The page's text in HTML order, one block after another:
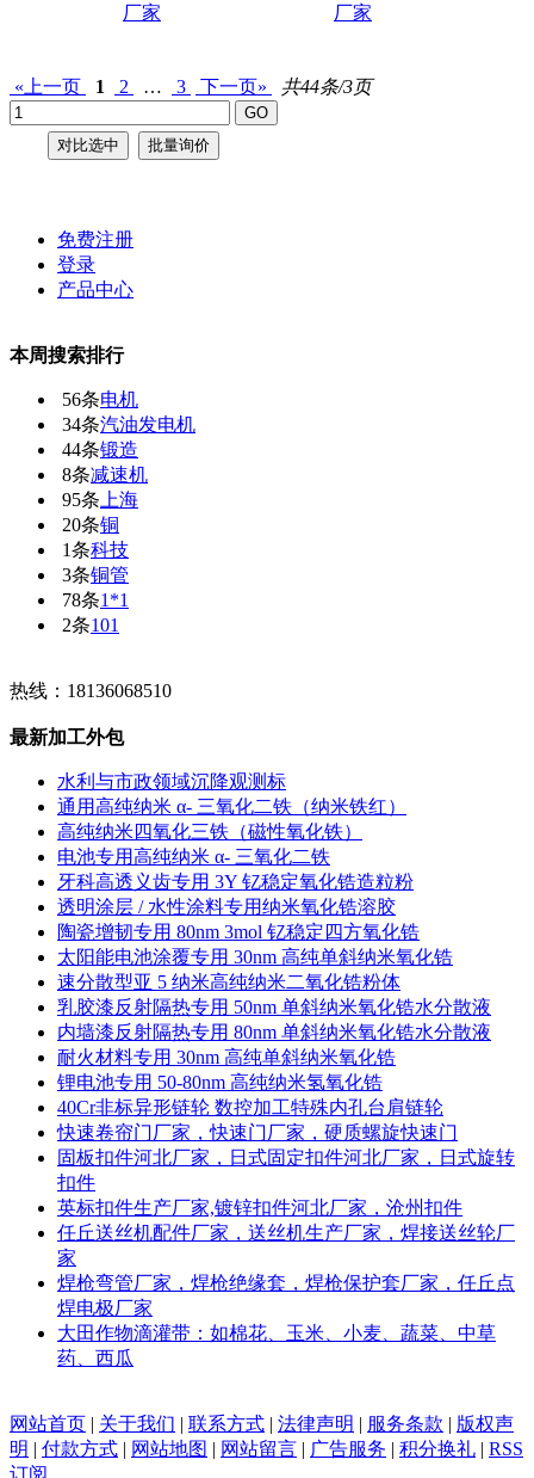
厂家
厂家
«上一页 1 2 … 3 下一页» 共44条/3页
免费注册
登录
产品中心
本周搜索排行
56条电机
34条汽油发电机
44条锻造
8条减速机
95条上海
20条铜
1条科技
3条铜管
78条1*1
2条101
热线：18136068510
最新加工外包
水利与市政领域沉降观测标
通用高纯纳米 α- 三氧化二铁（纳米铁红）
高纯纳米四氧化三铁（磁性氧化铁）
电池专用高纯纳米 α- 三氧化二铁
牙科高透义齿专用 3Y 钇稳定氧化锆造粒粉
透明涂层 / 水性涂料专用纳米氧化锆溶胶
陶瓷增韧专用 80nm 3mol 钇稳定四方氧化锆
太阳能电池涂覆专用 30nm 高纯单斜纳米氧化锆
速分散型亚 5 纳米高纯纳米二氧化锆粉体
乳胶漆反射隔热专用 50nm 单斜纳米氧化锆水分散液
内墙漆反射隔热专用 80nm 单斜纳米氧化锆水分散液
耐火材料专用 30nm 高纯单斜纳米氧化锆
锂电池专用 50-80nm 高纯纳米氢氧化锆
40Cr非标异形链轮 数控加工特殊内孔台肩链轮
快速卷帘门厂家，快速门厂家，硬质螺旋快速门
固板扣件河北厂家，日式固定扣件河北厂家，日式旋转
扣件
英标扣件生产厂家,镀锌扣件河北厂家，沧州扣件
任丘送丝机配件厂家，送丝机生产厂家，焊接送丝轮厂
家
焊枪弯管厂家，焊枪绝缘套，焊枪保护套厂家，任丘点
焊电极厂家
大田作物滴灌带：如棉花、玉米、小麦、蔬菜、中草
药、西瓜
网站首页 关于我们 联系方式 法律声明 服务条款
版权声
明
付款方式 网站地图 网站留言 广告服务 积分换礼
RSS